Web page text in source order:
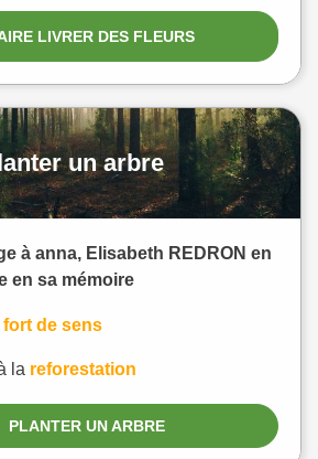
LIVRER DES FLEURS
un arbre
à anna, Elisabeth REDRON en
en sa mémoire
fort de sens
la reforestation
PLANTER UN ARBRE